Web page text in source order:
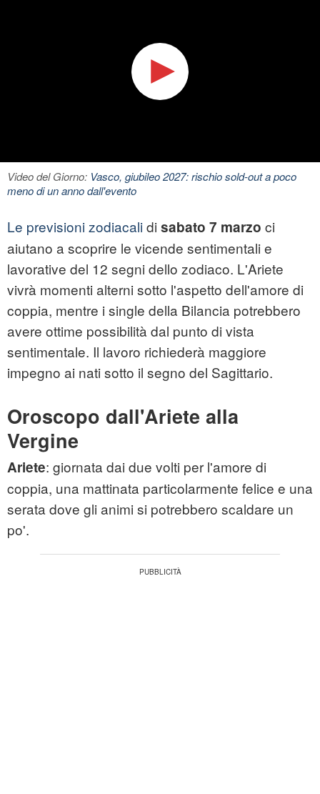
Video del Giorno: Vasco, giubileo 2027: rischio sold-out a poco
meno di un anno dall'evento
Le previsioni zodiacalidi sabato 7 marzo ci
aiutano a scoprire le vicende sentimentali e
lavorative del 12 segni dello zodiaco. L'Ariete
vivrà momenti alterni sotto l'aspetto dell'amore di
coppia, mentre i single della Bilancia potrebbero
avere ottime possibilità dal punto di vista
sentimentale. Il lavoro richiederà maggiore
impegno ai nati sotto il segno del Sagittario.
Oroscopo dall'Ariete alla
Vergine
Ariete: giornata dai due volti per l'amore di
coppia, una mattinata particolarmente felice e una
serata dove gli animi si potrebbero scaldare un
po'.